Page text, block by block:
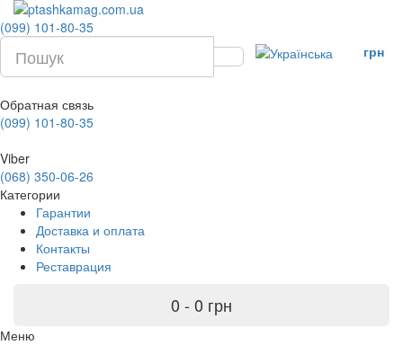
(099) 101-80-35
грн
Обратная связь
(099) 101-80-35
Viber
(068) 350-06-26
Категории
Гарантии
Доставка и оплата
Контакты
Реставрация
0 - 0 грн
Меню